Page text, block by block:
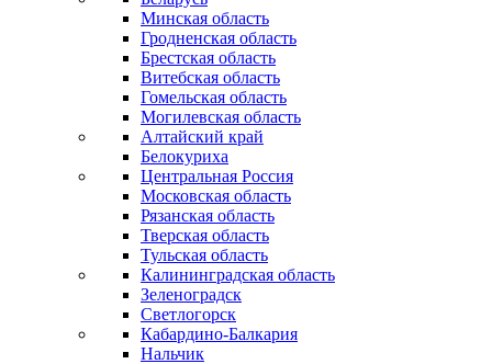
Минская область
Гродненская область
Брестская область
Витебская область
Гомельская область
Могилевская область
Алтайский край
Белокуриха
Центральная Россия
Московская область
Рязанская область
Тверская область
Тульская область
Калининградская область
Зеленоградск
Светлогорск
Кабардино-Балкария
Нальчик